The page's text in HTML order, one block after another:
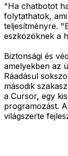
"Ha chatbotot
folytathatok,
teljesítményre.
eszközöknek a
Biztonsági és
amelyekben az
Ráadásul
második
a Cursor, egy
programozást.
világszerte